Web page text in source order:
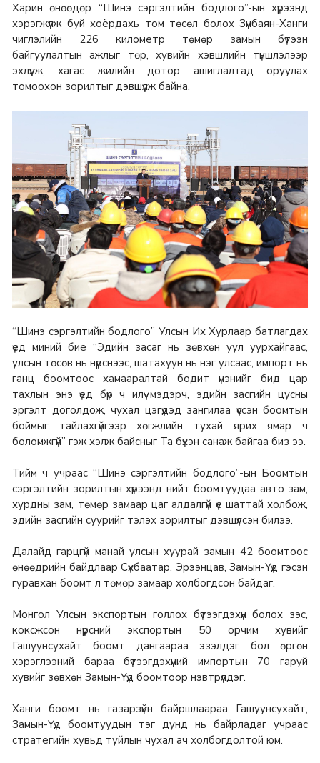
Харин өнөөдөр “Шинэ сэргэлтийн бодлого”-ын хүрээнд
хэрэгжүүлж буй хоёрдахь том төсөл болох Зүүнбаян-Ханги
чиглэлийн 226 километр төмөр замын бүтээн
байгуулалтын ажлыг төр, хувийн хэвшлийн түншлэлээр
эхлүүлж, хагас жилийн дотор ашиглалтад оруулах
томоохон зорилтыг дэвшүүлж байна.
“Шинэ сэргэлтийн бодлого” Улсын Их Хурлаар батлагдах
үед миний бие “Эдийн засаг нь зөвхөн уул уурхайгаас,
улсын төсөв нь нүүрснээс, шатахуун нь нэг улсаас, импорт нь
ганц боомтоос хамааралтай бодит үнэнийг бид цар
тахлын энэ үед бүр ч илүү мэдэрч, эдийн засгийн цусны
эргэлт доголдож, чухал цэгүүдэд зангилаа үүссэн боомтын
боймыг тайлахгүйгээр хөгжлийн тухай ярих ямар ч
боломжгүй” гэж хэлж байсныг Та бүхэн санаж байгаа биз ээ.
Тийм ч учраас “Шинэ сэргэлтийн бодлого”-ын Боомтын
сэргэлтийн зорилтын хүрээнд нийт боомтуудаа авто зам,
хурдны зам, төмөр замаар цаг алдалгүй үе шаттай холбож,
эдийн засгийн суурийг тэлэх зорилтыг дэвшүүлсэн билээ.
Далайд гарцгүй манай улсын хуурай замын 42 боомтоос
өнөөдрийн байдлаар Сүхбаатар, Эрээнцав, Замын-Үүд гэсэн
гуравхан боомт л төмөр замаар холбогдсон байдаг.
Монгол Улсын экспортын голлох бүтээгдэхүүн болох зэс,
коксжсон нүүрсний экспортын 50 орчим хувийг
Гашуунсухайт боомт дангаараа эзэлдэг бол өргөн
хэрэглээний бараа бүтээгдэхүүний импортын 70 гаруй
хувийг зөвхөн Замын-Үүд боомтоор нэвтрүүлдэг.
Ханги боомт нь газарзүйн байршлаараа Гашуунсухайт,
Замын-Үүд боомтуудын тэг дунд нь байрладаг учраас
стратегийн хувьд туйлын чухал ач холбогдолтой юм.